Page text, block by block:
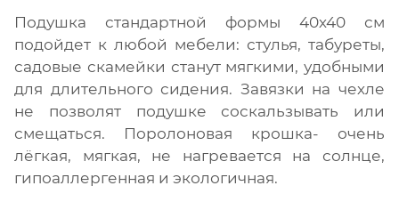
Подушка стандартной формы 40х40 см
подойдет к любой мебели: стулья, табуреты,
садовые скамейки станут мягкими, удобными
для длительного сидения. Завязки на чехле
не позволят подушке соскальзывать или
смещаться. Поролоновая крошка- очень
лёгкая, мягкая, не нагревается на солнце,
гипоаллергенная и экологичная.